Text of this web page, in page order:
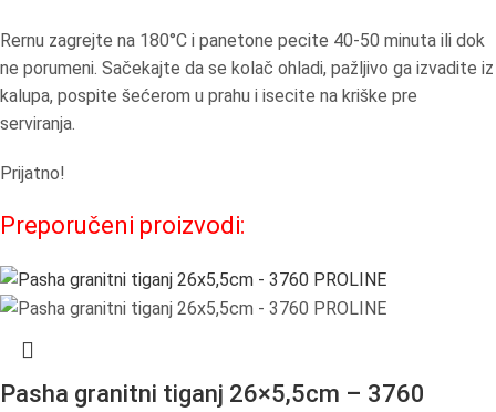
Rernu zagrejte na 180°C i panetone pecite 40-50 minuta ili dok
ne porumeni. Sačekajte da se kolač ohladi, pažljivo ga izvadite iz
kalupa, pospite šećerom u prahu i isecite na kriške pre
serviranja.
Prijatno!
Preporučeni proizvodi:
Pasha granitni tiganj 26×5,5cm – 3760